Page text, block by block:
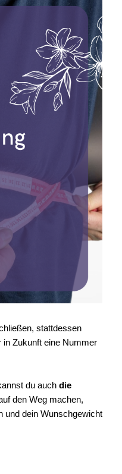
stattdessen
in Zukunft eine Nummer
du auch die
den Weg machen,
und dein Wunschgewicht